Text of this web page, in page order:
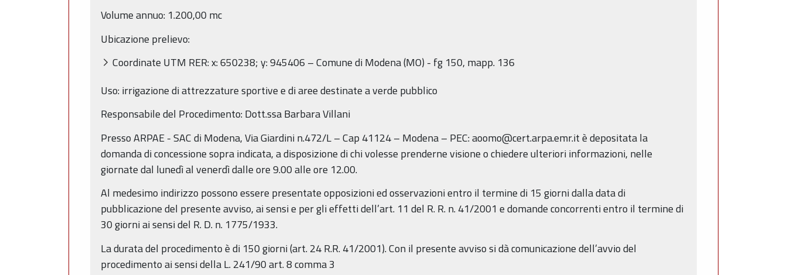
Volume annuo: 1.200,00 mc
Ubicazione prelievo:
Coordinate UTM RER: x: 650238; y: 945406 – Comune di Modena (MO) - fg 150, mapp. 136
Uso: irrigazione di attrezzature sportive e di aree destinate a verde pubblico
Responsabile del Procedimento: Dott.ssa Barbara Villani
Presso ARPAE - SAC di Modena, Via Giardini n.472/L – Cap 41124 – Modena – PEC: aoomo@cert.arpa.emr.it è depositata la
domanda di concessione sopra indicata, a disposizione di chi volesse prenderne visione o chiedere ulteriori informazioni, nelle
giornate dal lunedì al venerdì dalle ore 9.00 alle ore 12.00.
Al medesimo indirizzo possono essere presentate opposizioni ed osservazioni entro il termine di 15 giorni dalla data di
pubblicazione del presente avviso, ai sensi e per gli effetti dell’art. 11 del R. R. n. 41/2001 e domande concorrenti entro il termine di
30 giorni ai sensi del R. D. n. 1775/1933.
La durata del procedimento è di 150 giorni (art. 24 R.R. 41/2001). Con il presente avviso si dà comunicazione dell’avvio del
procedimento ai sensi della L. 241/90 art. 8 comma 3